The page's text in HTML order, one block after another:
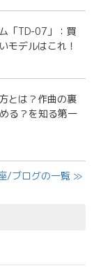
「TD-07」：買
モデルはこれ！
とは？作曲の裏
る？を知る第一
/ブログの一覧 ≫